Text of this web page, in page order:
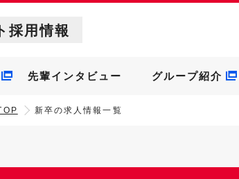
採用情報
先輩インタビュー グループ紹介
新卒の求人情報一覧